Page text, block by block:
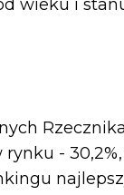
wieku i
-